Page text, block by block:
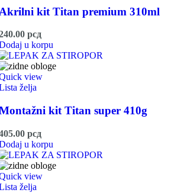
kit Titan premium 310ml
рсд
u korpu
view
želja
kit Titan super 410g
рсд
u korpu
view
želja